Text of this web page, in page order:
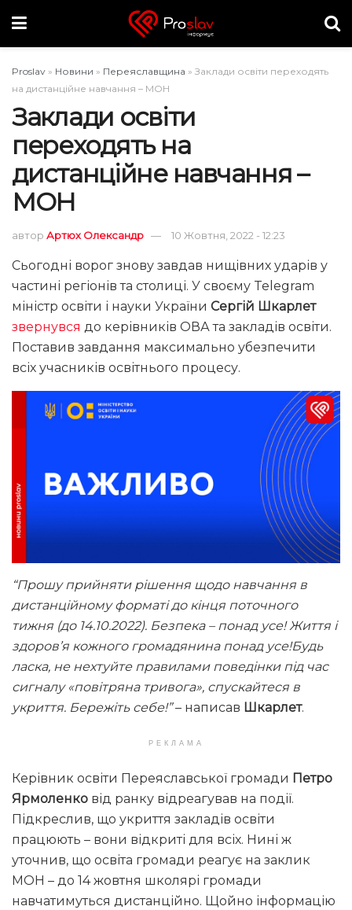
Proslav » Новини » Переяславщина » Заклади освіти переходять
на дистанційне навчання – МОН
Заклади освіти
переходять на
дистанційне навчання –
МОН
автор Артюх Олександр 10 Жовтня, 2022 - 12:23
Сьогодні ворог знову завдав нищівних ударів у
частині регіонів та столиці. У своєму Telegram
міністр освіти і науки України Сергій Шкарлет
звернувся до керівників ОВА та закладів освіти.
Поставив завдання максимально убезпечити
всіх учасників освітнього процесу.
“Прошу прийняти рішення щодо навчання в
дистанційному форматі до кінця поточного
тижня (до 14.10.2022). Безпека – понад усе! Життя і
здоров’я кожного громадянина понад усе!Будь
ласка, не нехтуйте правилами поведінки під час
сигналу «повітряна тривога», спускайтеся в
укриття. Бережіть себе!”– написав Шкарлет.
РЕКЛАМА
Керівник освіти Переяславської громади Петро
Ярмоленко від ранку відреагував на події.
Підкреслив, що укриття закладів освіти
працюють – вони відкриті для всіх. Нині ж
уточнив, що освіта громади реагує на заклик
МОН – до 14 жовтня школярі громади
навчатимуться дистанційно. Щойно інформацію